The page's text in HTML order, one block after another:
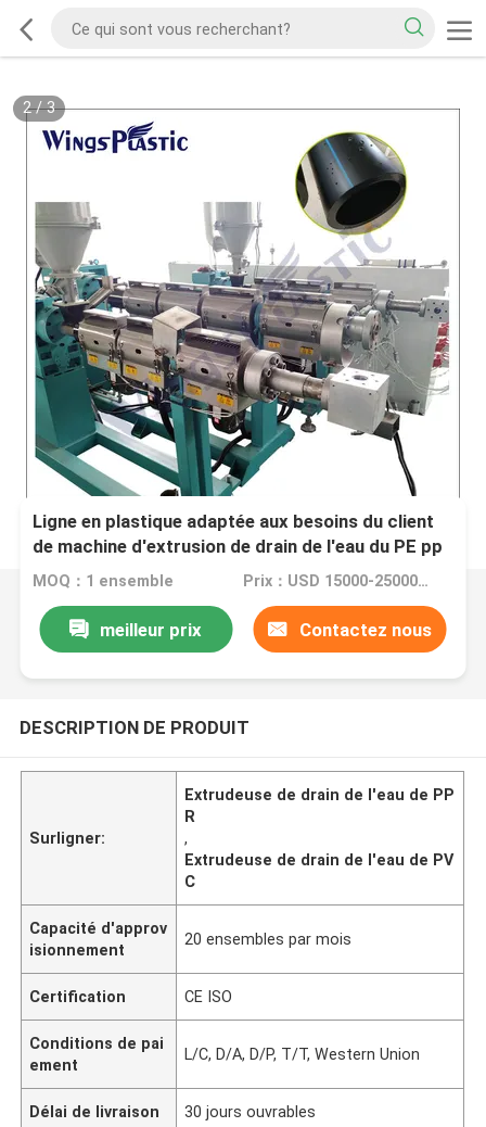
2/3
Ligne en plastique adaptée aux besoins du client
de machine d'extrusion de drain de l'eau du PE pp
PPR de PVC
MOQ：1 ensemble Prix：USD 15000-25000 per set
meilleur prix Contactez nous
DESCRIPTION DE PRODUIT
Surligner:
Extrudeuse de drain de l'eau de PP
R
,
Extrudeuse de drain de l'eau de PV
C
Capacité d'approv
isionnement
20 ensembles par mois
Certification CE ISO
Conditions de pai
ement
L/C, D/A, D/P, T/T, Western Union
Délai de livraison 30 jours ouvrables